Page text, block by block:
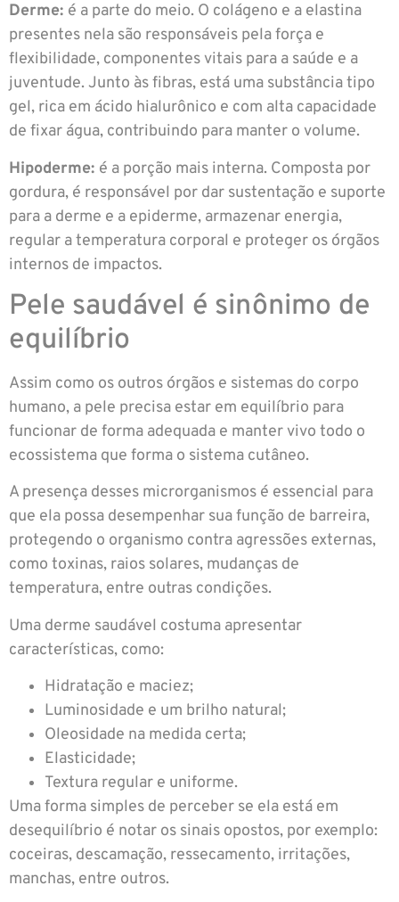
Derme: é a parte do meio. O colágeno e a elastina
presentes nela são responsáveis pela força e
flexibilidade, componentes vitais para a saúde e a
juventude. Junto às fibras, está uma substância tipo
gel, rica em ácido hialurônico e com alta capacidade
de fixar água, contribuindo para manter o volume.
Hipoderme: é a porção mais interna. Composta por
gordura, é responsável por dar sustentação e suporte
para a derme e a epiderme, armazenar energia,
regular a temperatura corporal e proteger os órgãos
internos de impactos.
Pele saudável é sinônimo de
equilíbrio
Assim como os outros órgãos e sistemas do corpo
humano, a pele precisa estar em equilíbrio para
funcionar de forma adequada e manter vivo todo o
ecossistema que forma o sistema cutâneo.
A presença desses microrganismos é essencial para
que ela possa desempenhar sua função de barreira,
protegendo o organismo contra agressões externas,
como toxinas, raios solares, mudanças de
temperatura, entre outras condições.
Uma derme saudável costuma apresentar
características, como:
Hidratação e maciez;
Luminosidade e um brilho natural;
Oleosidade na medida certa;
Elasticidade;
Textura regular e uniforme.
Uma forma simples de perceber se ela está em
desequilíbrio é notar os sinais opostos, por exemplo:
coceiras, descamação, ressecamento, irritações,
manchas, entre outros.